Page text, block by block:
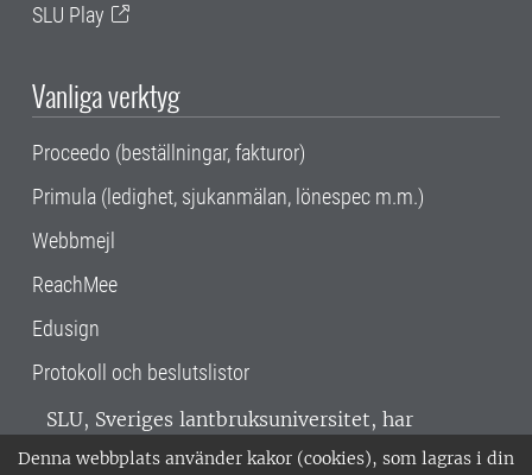
Denna webbplats använder kakor (cookies), som lagras i din
SLU Play
Vanliga verktyg
Proceedo (beställningar, fakturor)
Primula (ledighet, sjukanmälan, lönespec m.m.)
Webbmejl
ReachMee
Edusign
Protokoll och beslutslistor
SLU, Sveriges lantbruksuniversitet, har
verksamhet över hela Sverige. Huvudorter är